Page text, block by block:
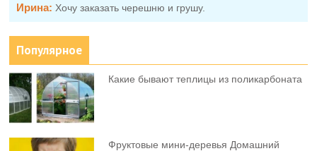
Ирина: Хочу заказать черешню и грушу.
Популярное
Какие бывают теплицы из поликарбоната
Фруктовыe мини-деревья Домашний